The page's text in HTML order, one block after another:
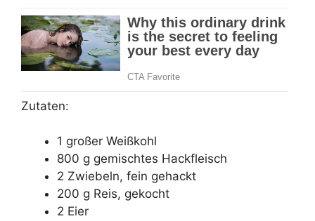
Zutaten:
1 großer Weißkohl
800 g gemischtes Hackfleisch
2 Zwiebeln, fein gehackt
200 g Reis, gekocht
2 Eier